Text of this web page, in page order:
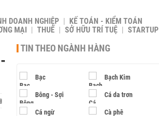
DOANH NGHIỆP
KẾ TOÁN - KIỂM TOÁN
MẠI THUẾ SỞ HỮU TRÍ TUỆ
STARTUP
TIN THEO NGÀNH HÀNG
Bạc Bạch Kim
Bông - Sợi Cá da trơn
Cá ngừ Cà phê